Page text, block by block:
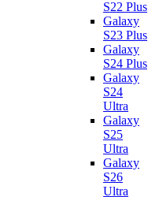
S22 Plus
Galaxy
S23 Plus
Galaxy
S24 Plus
Galaxy
S24
Ultra
Galaxy
S25
Ultra
Galaxy
S26
Ultra